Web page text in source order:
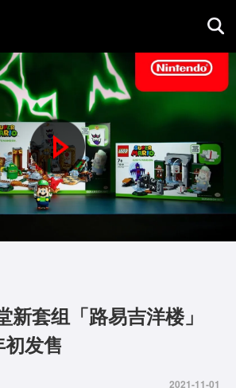
P
l
a
V
i
新套组「路易吉洋楼」
发售
2021-11-01